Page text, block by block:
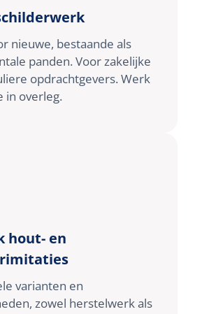
nieuwe, bestaande als
panden. Voor zakelijke
opdrachtgevers. Werk
in overleg.
hout- en
varianten en
zowel herstelwerk als